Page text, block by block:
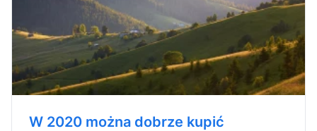
W 2020 można dobrze kupić